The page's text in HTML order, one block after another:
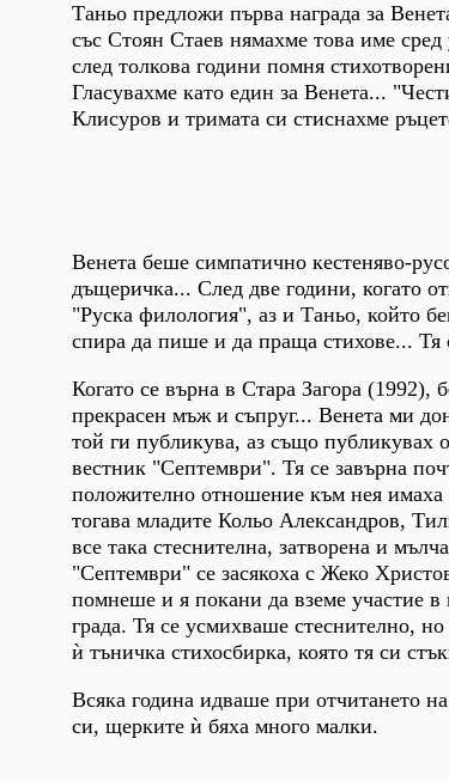
Таньо предложи първа награда за
със Стоян Стаев нямахме това име
след толкова години помня
Гласувахме като един за Венета...
Клисуров и тримата си стиснахме
Венета беше симпатично кестеняво-
дъщеричка... След две години, когато
"Руска филология", аз и Таньо, който
спира да пише и да праща стихове... Тя
Когато се върна в Стара Загора
прекрасен мъж и съпруг... Венета ми
той ги публикува, аз също публикувах
вестник "Септември". Тя се завърна
положително отношение към нея
тогава младите Кольо Александров,
все така стеснителна, затворена и
"Септември" се засякоха с Жеко
помнеше и я покани да вземе участие в
града. Тя се усмихваше стеснително,
ѝ тъничка стихосбирка, която тя си
Всяка година идваше при отчитането
си, щерките ѝ бяха много малки.